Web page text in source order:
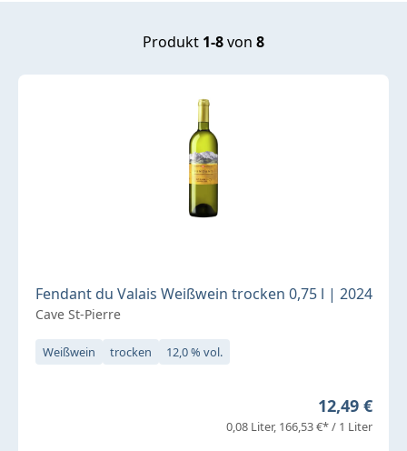
Produkt 1-8von 8
Fendant du Valais Weißwein trocken 0,75 l | 2024
Cave St-Pierre
Weißwein trocken 12,0 % vol.
Regulärer
12,49 €
0,08 Liter 166,53 €* / 1 Liter